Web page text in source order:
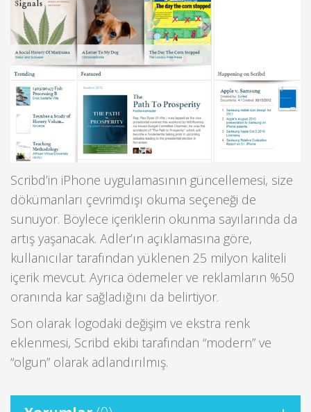
Scribd’in iPhone uygulamasının güncellemesi, size
dökümanları çevrimdışı okuma seçeneği de
sunuyor. Böylece içeriklerin okunma sayılarında da
artış yaşanacak. Adler’ın açıklamasına göre,
kullanıcılar tarafından yüklenen 25 milyon kaliteli
içerik mevcut. Ayrıca ödemeler ve reklamların %50
oranında kar sağladığını da belirtiyor.
Son olarak logodaki değişim ve ekstra renk
eklenmesi, Scribd ekibi tarafından “modern” ve
“olgun” olarak adlandırılmış.